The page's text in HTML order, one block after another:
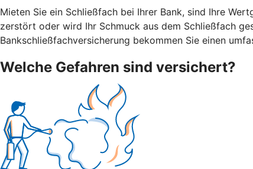
Mieten Sie ein Schließfach bei Ihrer Bank, sind Ihre
zerstört oder wird Ihr Schmuck aus dem Schließfach
Bankschließfachversicherung bekommen Sie einen
Welche Gefahren sind versichert?